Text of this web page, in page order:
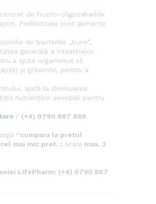
de fructo-oligozaharide
Prebioticele sunt alimente
de bacteriile „bune”,
generală a intestinelor.
a ajuta organismul să
și grăsimile, pentru a
ajută la diminuarea
nutrienților esențiali pentru
/ (+4) 0790 887 888
“cumpara la pretul
mai mic pret. Livrare max. 3
LifePharm: (+4) 0790 887